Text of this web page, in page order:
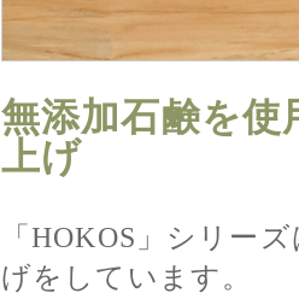
無添加石鹸を使
上げ
「HOKOS」シリー
げをしています。